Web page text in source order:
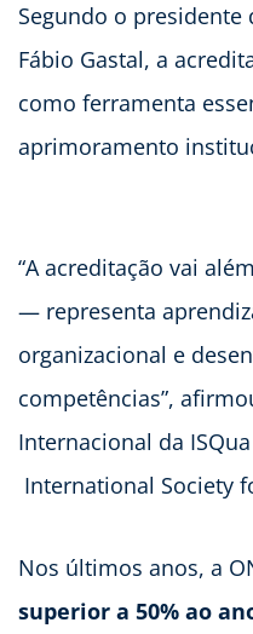
Segundo o presidente
Fábio Gastal, a
como ferramenta
aprimoramento
“A acreditação vai
— representa
organizacional e
competências”,
Internacional da
International Society
Nos últimos anos, a
superior a 50% ao